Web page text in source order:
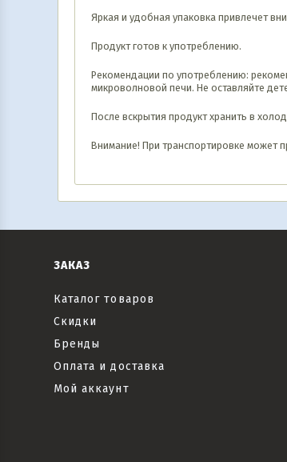
Яркая и удобная упаковка привлечет
Продукт готов к употреблению.
Рекомендации по употреблению:
микроволновой печи. Не оставляйте
После вскрытия продукт хранить в
Внимание! При транспортировке может
ЗАКАЗ
Каталог товаров
Скидки
Бренды
Оплата и доставка
Мой аккаунт